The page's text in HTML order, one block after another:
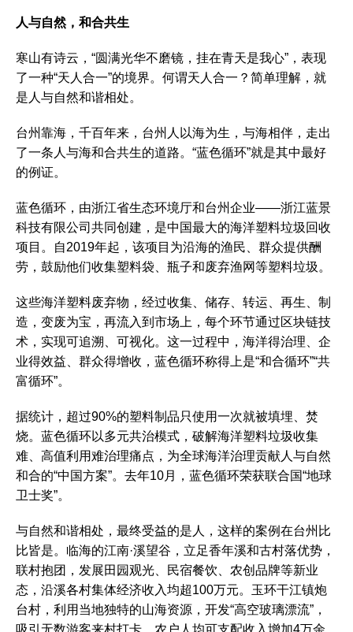
人与自然，和合共生
寒山有诗云，“圆满光华不磨镜，挂在青天是我心”，表现
了一种“天人合一”的境界。何谓天人合一？简单理解，就
是人与自然和谐相处。
台州靠海，千百年来，台州人以海为生，与海相伴，走出
了一条人与海和合共生的道路。“蓝色循环”就是其中最好
的例证。
蓝色循环，由浙江省生态环境厅和台州企业——浙江蓝景
科技有限公司共同创建，是中国最大的海洋塑料垃圾回收
项目。自2019年起，该项目为沿海的渔民、群众提供酬
劳，鼓励他们收集塑料袋、瓶子和废弃渔网等塑料垃圾。
这些海洋塑料废弃物，经过收集、储存、转运、再生、制
造，变废为宝，再流入到市场上，每个环节通过区块链技
术，实现可追溯、可视化。这一过程中，海洋得治理、企
业得效益、群众得增收，蓝色循环称得上是“和合循环”“共
富循环”。
据统计，超过90%的塑料制品只使用一次就被填埋、焚
烧。蓝色循环以多元共治模式，破解海洋塑料垃圾收集
难、高值利用难治理痛点，为全球海洋治理贡献人与自然
和合的“中国方案”。去年10月，蓝色循环荣获联合国“地球
卫士奖”。
与自然和谐相处，最终受益的是人，这样的案例在台州比
比皆是。临海的江南·溪望谷，立足香年溪和古村落优势，
联村抱团，发展田园观光、民宿餐饮、农创品牌等新业
态，沿溪各村集体经济收入均超100万元。玉环干江镇炮
台村，利用当地独特的山海资源，开发“高空玻璃漂流”，
吸引无数游客来村打卡，农户人均可支配收入增加4万余